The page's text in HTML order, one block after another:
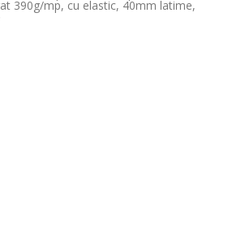
390g/mp, cu elastic, 40mm latime,